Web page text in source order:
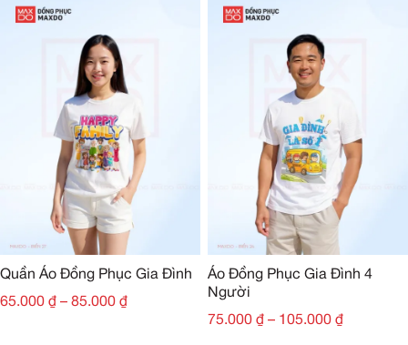
Quần Áo Đồng Phục Gia Đình
65.000 ₫ – 85.000 ₫
Áo Đồng Phục Gia Đình 4
Người
75.000 ₫ – 105.000 ₫